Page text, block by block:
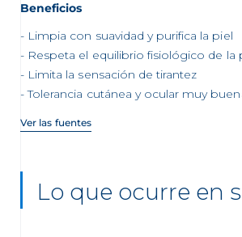
Beneficios
Limpia con suavidad y purifica la piel
Respeta el equilibrio fisiológico de la
Limita la sensación de tirantez
Tolerancia cutánea y ocular muy
Ver las fuentes
Lo que ocurre en